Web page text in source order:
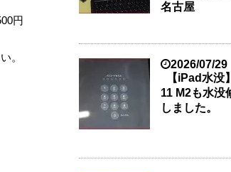
円
。
名古屋
2026/07/29
【iPad水没
11 M2も水没
しました。